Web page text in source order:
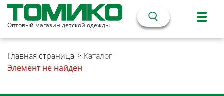
Оптовый магазин детской одежды
Главная страница > Каталог
Элемент не найден